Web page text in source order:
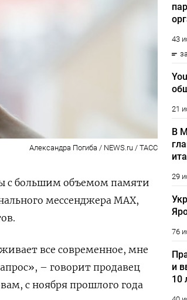
Александра Погиба / NEWS.ru / ТАСС
с большим объемом памяти
мессенджера MAX,
все современное, мне
– говорит продавец
с ноября прошлого года